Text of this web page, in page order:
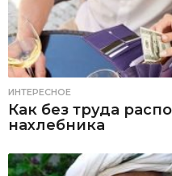
ИНТЕРЕСНОЕ
Как без труда
нахлебника